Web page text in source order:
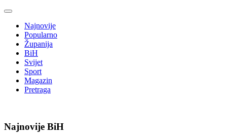
Najnovije
Popularno
Županija
BiH
Svijet
Sport
Magazin
Pretraga
Najnovije BiH